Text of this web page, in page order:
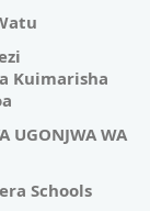
Kuimarisha
UGONJWA WA
Schools